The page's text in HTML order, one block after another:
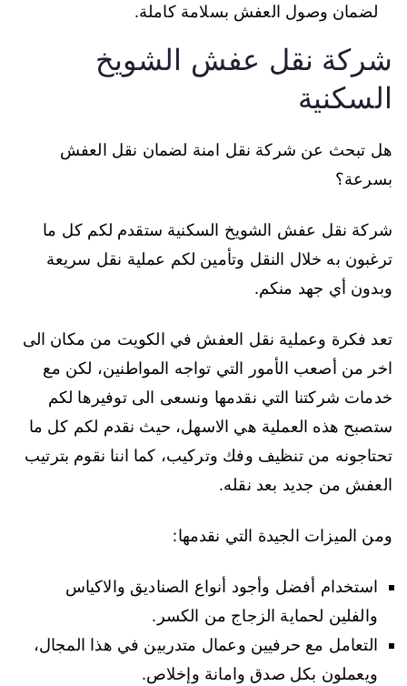
لضمان وصول العفش بسلامة كاملة.
شركة نقل عفش الشويخ
السكنية
هل تبحث عن شركة نقل امنة لضمان نقل العفش
بسرعة؟
شركة نقل عفش الشويخ السكنية ستقدم لكم كل ما
ترغبون به خلال النقل وتأمين لكم عملية نقل سريعة
وبدون أي جهد منكم.
تعد فكرة وعملية نقل العفش في الكويت من مكان الى
اخر من أصعب الأمور التي تواجه المواطنين، لكن مع
خدمات شركتنا التي نقدمها ونسعى الى توفيرها لكم
ستصبح هذه العملية هي الاسهل، حيث نقدم لكم كل ما
تحتاجونه من تنظيف وفك وتركيب، كما اننا نقوم بترتيب
العفش من جديد بعد نقله.
ومن الميزات الجيدة التي نقدمها:
استخدام أفضل وأجود أنواع الصناديق والاكياس
والفلين لحماية الزجاج من الكسر.
التعامل مع حرفيين وعمال متدربين في هذا المجال،
ويعملون بكل صدق وامانة وإخلاص.